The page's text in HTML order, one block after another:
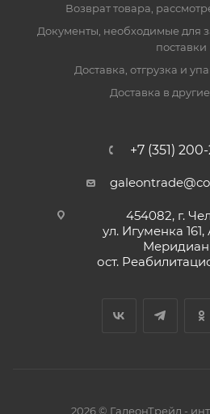
Возврат товара,
Документы, необходимые для
поставки
Доставка, отгрузка и
Доставка в
+7 (351)
454082, г.
ул. Игуменка
Меридиан
ост.
2026 © ГалеонТрейд -